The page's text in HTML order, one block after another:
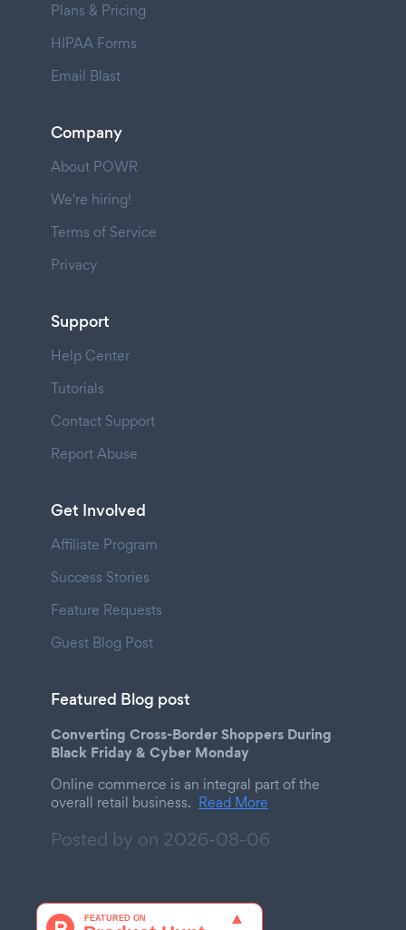
Plans & Pricing
HIPAA Forms
Email Blast
Company
About POWR
We're hiring!
Terms of Service
Privacy
Support
Help Center
Tutorials
Contact Support
Report Abuse
Get Involved
Affiliate Program
Success Stories
Feature Requests
Guest Blog Post
Featured Blog post
Converting Cross-Border Shoppers During
Black Friday & Cyber Monday
Online commerce is an integral part of the
overall retail business. Read More
Posted by on 2026-08-06